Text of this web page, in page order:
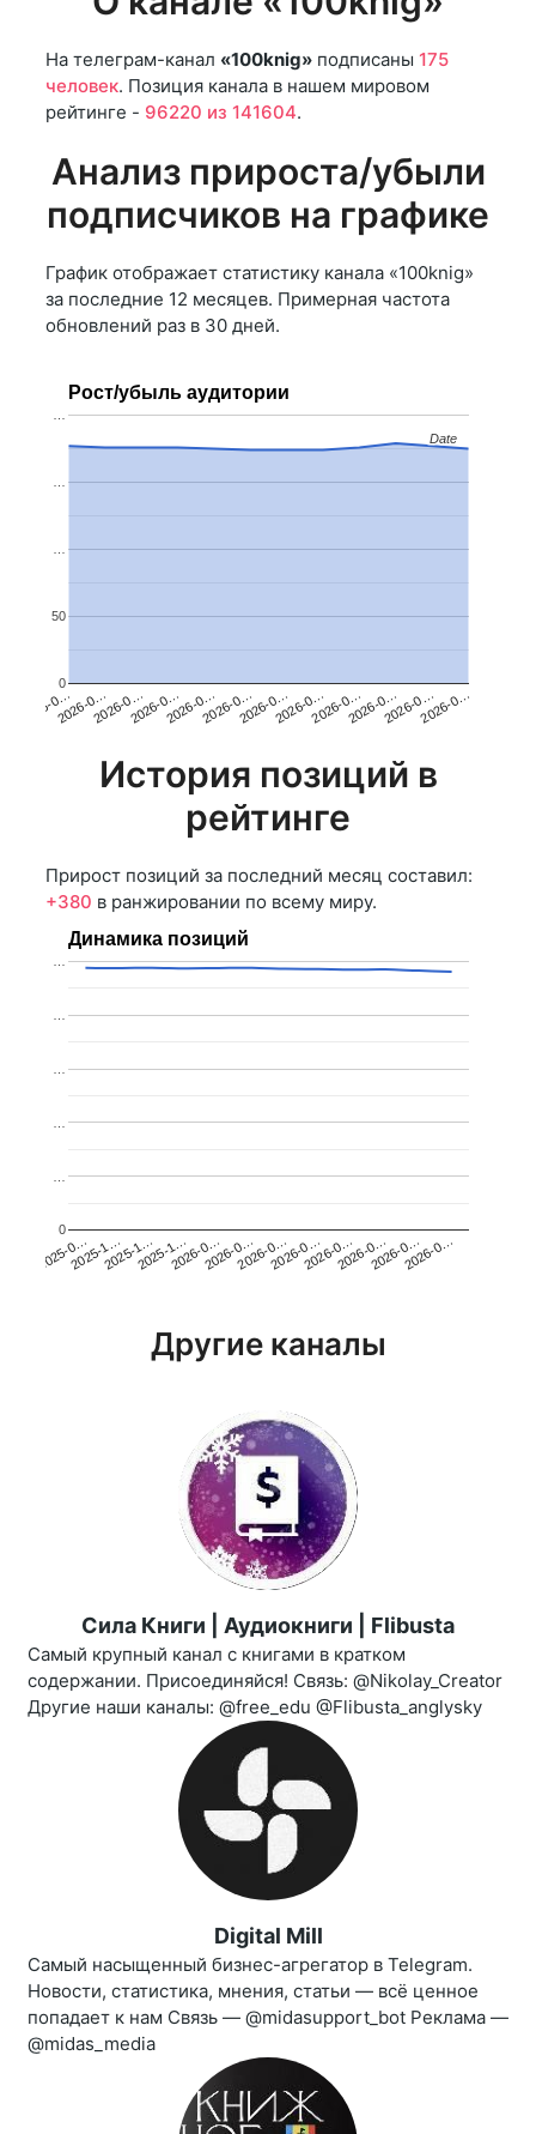
На телеграм-канал «100knig» подписаны 175
человек. Позиция канала в нашем мировом
рейтинге - 96220 из 141604.
Анализ прироста/убыли
подписчиков на графике
График отображает статистику канала «100knig»
за последние 12 месяцев. Примерная частота
обновлений раз в 30 дней.
Рост/убыль аудитории
2026-0…2026-0…2026-0…2026-0…2026-0…2026-0…2026-0…2026-0…2026-0…2026-0…2026-0…2026-0…
0
50
…
…
…
Date
Date
История позиций в
рейтинге
Прирост позиций за последний месяц составил:
+380 в ранжировании по всему миру.
Динамика позиций
2025-0…2025-1…2025-1…2025-1…2026-0…2026-0…2026-0…2026-0…2026-0…2026-0…2026-0…2026-0…
0
…
…
Другие каналы
Сила Книги | Аудиокниги | Flibusta
Самый крупный канал с книгами в кратком
содержании. Присоединяйся! Связь: @Nikolay_Creator
Другие наши каналы: @free_edu @Flibusta_anglysky
Digital Mill
Самый насыщенный бизнес-агрегатор в Telegram.
Новости, статистика, мнения, статьи — всё ценное
попадает к нам Связь — @midasupport_bot Реклама —
@midas_media